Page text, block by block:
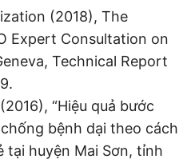
(2018), The
Expert Consultation on
Technical Report
“Hiệu quả bước
bệnh dại theo cách
huyện Mai Sơn, tỉnh